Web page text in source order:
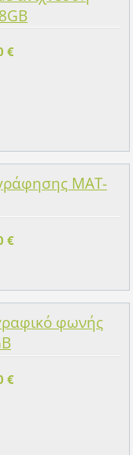
€
MAT-
€
φωνής
€